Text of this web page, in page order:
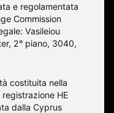
e regolamentata
Commission
Vasileiou
2° piano, 3040,
costituita nella
registrazione ΗΕ
dalla Cyprus